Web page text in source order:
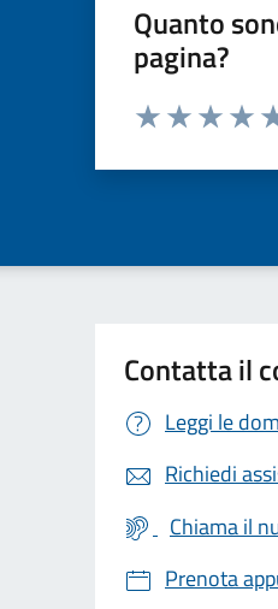
Quanto
pagina?
Valuta da 1 a 5 stelle
Contatta il
Leggi le
Richiedi
Chiama il
Prenota